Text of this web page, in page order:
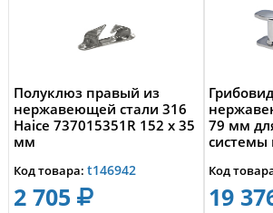
Полуклюз правый из
нержавеющей стали 316
Haice 737015351R 152 x 35
мм
Код товара: t146942
2 705
79 мм
системы
Код
19